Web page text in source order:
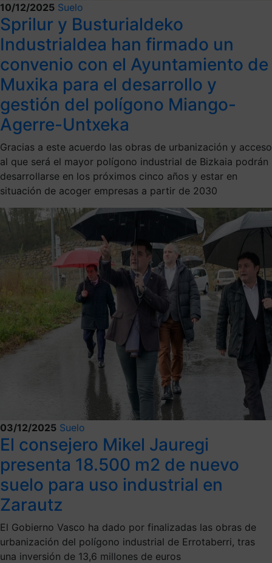
10/12/2025 Suelo
Sprilur y Busturialdeko
Industrialdea han firmado un
convenio con el Ayuntamiento de
Muxika para el desarrollo y
gestión del polígono Miango-
Agerre-Untxeka
Gracias a este acuerdo las obras de urbanización y acceso
al que será el mayor polígono industrial de Bizkaia podrán
desarrollarse en los próximos cinco años y estar en
situación de acoger empresas a partir de 2030
03/12/2025 Suelo
El consejero Mikel Jauregi
presenta 18.500 m2 de nuevo
suelo para uso industrial en
Zarautz
El Gobierno Vasco ha dado por finalizadas las obras de
urbanización del polígono industrial de Errotaberri, tras
una inversión de 13,6 millones de euros